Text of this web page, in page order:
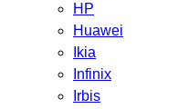
HP
Huawei
Ikia
Infinix
Irbis